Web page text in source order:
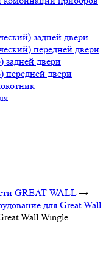
задней двери
передней двери
задней двери
передней двери
GREAT WALL→
для Great Wall
Wall Wingle